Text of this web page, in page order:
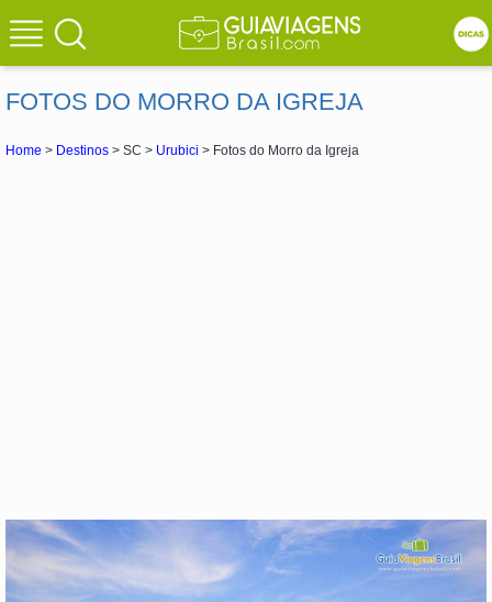
FOTOS DO MORRO DA IGREJA
Home > Destinos > SC > Urubici > Fotos do Morro da Igreja